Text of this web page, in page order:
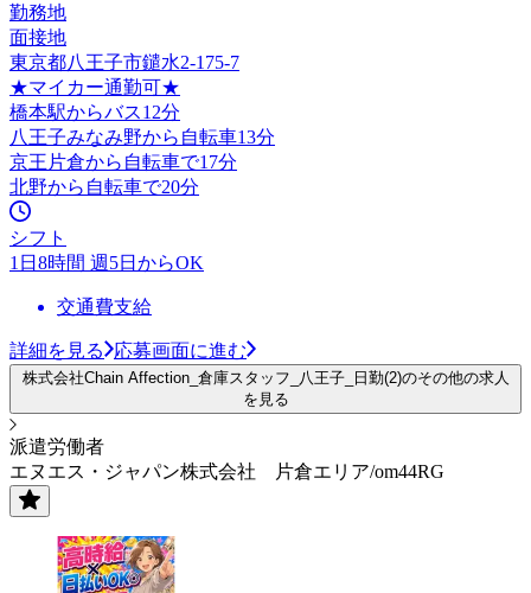
勤務地
面接地
東京都八王子市鑓水2-175-7
★マイカー通勤可★
橋本駅からバス12分
八王子みなみ野から自転車13分
京王片倉から自転車で17分
北野から自転車で20分
シフト
1日8時間 週5日からOK
交通費支給
詳細を見る 応募画面に進む
株式会社Chain Affection_倉庫スタッフ_八王子_日勤(2)のその他の求人
を見る
派遣労働者
エヌエス・ジャパン株式会社 片倉エリア/om44RG